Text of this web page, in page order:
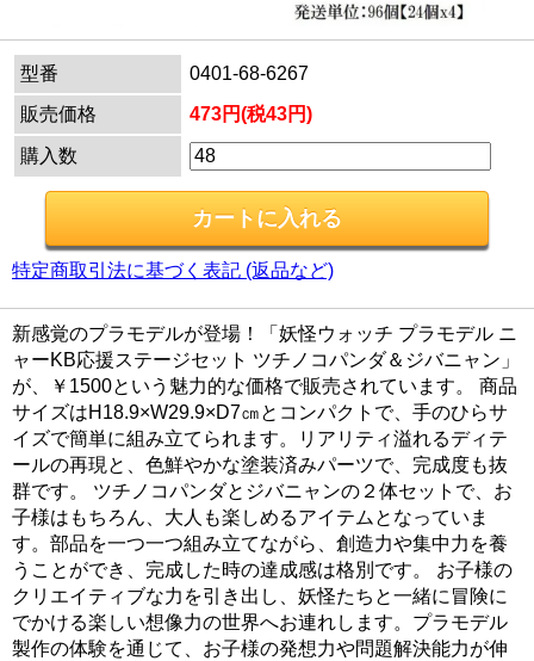
型番
0401-68-6267
販売価格
473円(税43円)
購入数
特定商取引法に基づく表記 (返品など)
新感覚のプラモデルが登場！「妖怪ウォッチ プラモデル ニ
ャーKB応援ステージセット ツチノコパンダ＆ジバニャン」
が、￥1500という魅力的な価格で販売されています。 商品
サイズはH18.9×W29.9×D7㎝とコンパクトで、手のひらサ
イズで簡単に組み立てられます。リアリティ溢れるディテ
ールの再現と、色鮮やかな塗装済みパーツで、完成度も抜
群です。 ツチノコパンダとジバニャンの２体セットで、お
子様はもちろん、大人も楽しめるアイテムとなっていま
す。部品を一つ一つ組み立てながら、創造力や集中力を養
うことができ、完成した時の達成感は格別です。 お子様の
クリエイティブな力を引き出し、妖怪たちと一緒に冒険に
でかける楽しい想像力の世界へお連れします。プラモデル
製作の体験を通じて、お子様の発想力や問題解決能力が伸